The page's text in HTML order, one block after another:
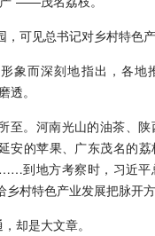
，可见总书记对乡村特色产
象而深刻地指出，各地
透。
至。河南光山的油茶、
安的苹果、广东茂名的
到地方考察时，习近平
村特色产业发展把脉开方
却是大文章。